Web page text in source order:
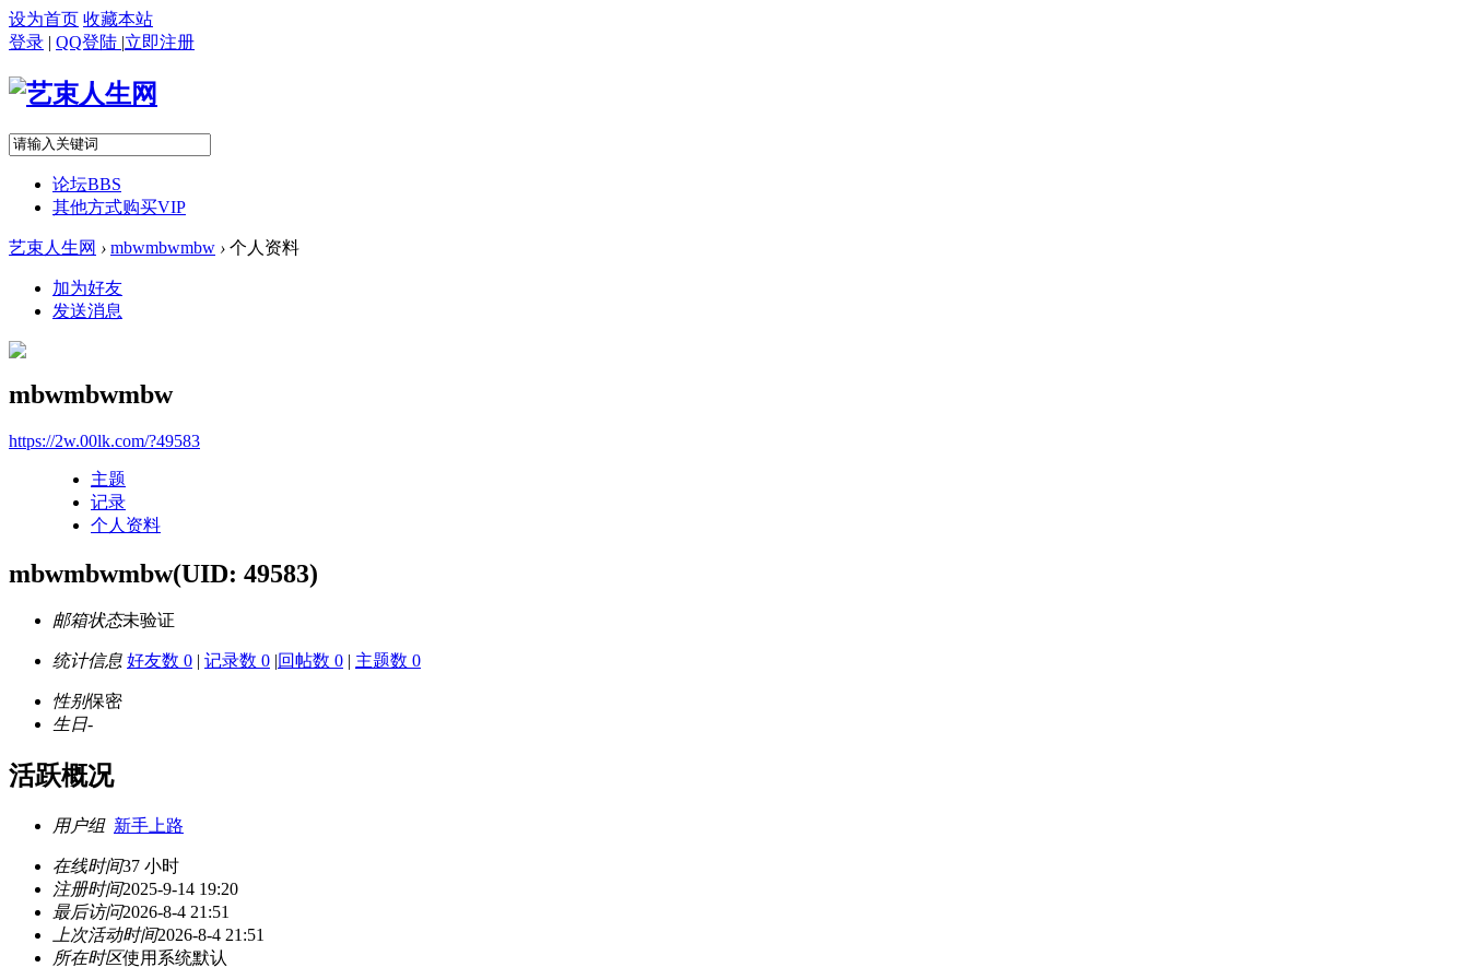
设为首页 收藏本站
登录 | QQ登陆 |立即注册
论坛BBS
其他方式购买VIP
艺束人生网 › mbwmbwmbw › 个人资料
加为好友
发送消息
mbwmbwmbw
https://2w.00lk.com/?49583
主题
记录
个人资料
mbwmbwmbw(UID: 49583)
邮箱状态未验证
统计信息 好友数 0 | 记录数 0 |回帖数 0 | 主题数 0
性别保密
生日-
活跃概况
用户组 新手上路
在线时间37 小时
注册时间2025-9-14 19:20
最后访问2026-8-4 21:51
上次活动时间2026-8-4 21:51
所在时区使用系统默认